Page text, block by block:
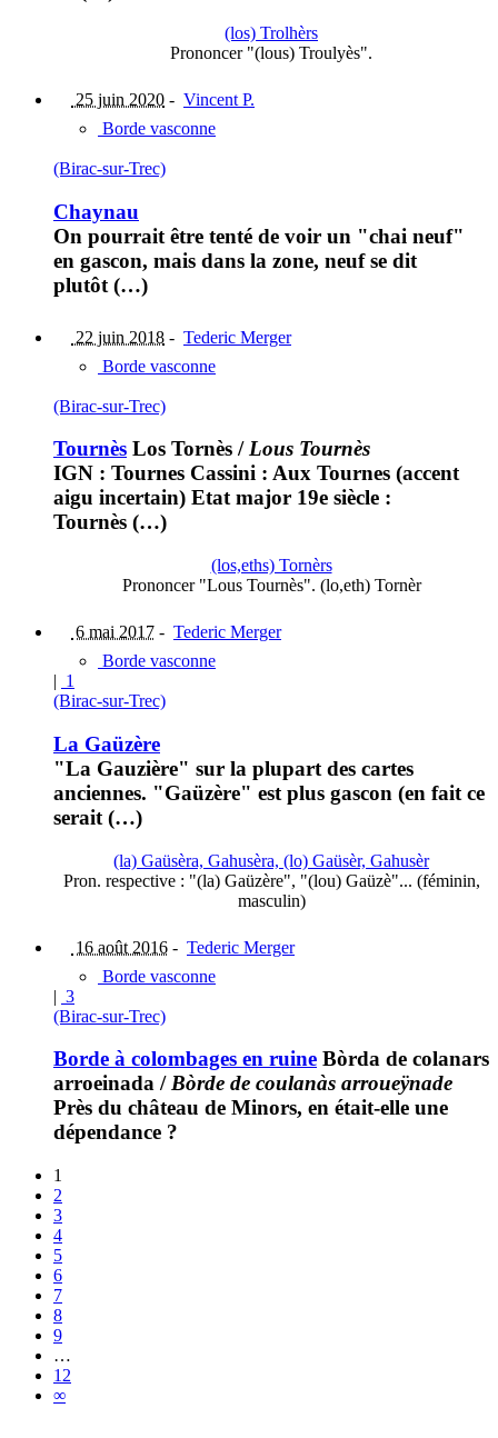
(los) Trolhèrs
Prononcer "(lous) Troulyès".
25 juin 2020 - Vincent P.
Borde vasconne
(Birac-sur-Trec)
Chaynau
On pourrait être tenté de voir un "chai neuf"
en gascon, mais dans la zone, neuf se dit
plutôt (…)
22 juin 2018 - Tederic Merger
Borde vasconne
(Birac-sur-Trec)
Tournès Los Tornès /Lous Tournès
IGN : Tournes Cassini : Aux Tournes (accent
aigu incertain) Etat major 19e siècle :
Tournès (…)
(los,eths) Tornèrs
Prononcer "Lous Tournès". (lo,eth) Tornèr
6 mai 2017 - Tederic Merger
Borde vasconne
| 1
(Birac-sur-Trec)
La Gaüzère
"La Gauzière" sur la plupart des cartes
anciennes. "Gaüzère" est plus gascon (en fait ce
serait (…)
(la) Gaüsèra, Gahusèra, (lo) Gaüsèr, Gahusèr
Pron. respective : "(la) Gaüzère", "(lou) Gaüzè"... (féminin,
masculin)
16 août 2016 - Tederic Merger
Borde vasconne
| 3
(Birac-sur-Trec)
Borde à colombages en ruine Bòrda de colanars
arroeinada /Bòrde de coulanàs arroueÿnade
Près du château de Minors, en était-elle une
dépendance ?
1
2
3
4
5
6
7
8
9
…
12
∞